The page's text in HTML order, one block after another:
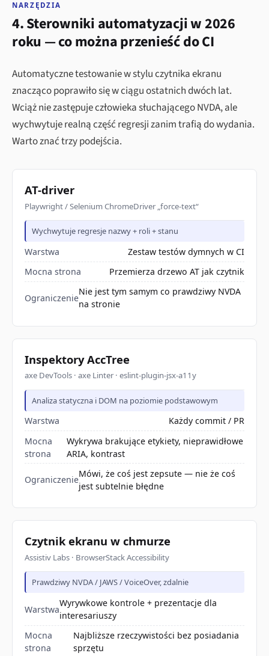
NARZĘDZIA
4. Sterowniki automatyzacji w 2026
roku — co można przenieść do CI
Automatyczne testowanie w stylu czytnika ekranu
znacząco poprawiło się w ciągu ostatnich dwóch lat.
Wciąż nie zastępuje człowieka słuchającego NVDA, ale
wychwytuje realną część regresji zanim trafią do wydania.
Warto znać trzy podejścia.
AT-driver
Playwright / Selenium ChromeDriver „force-text“
Wychwytuje regresje nazwy + roli + stanu
Warstwa
Zestaw testów dymnych w CI
Mocna strona
Przemierza drzewo AT jak czytnik
Ograniczenie
Nie jest tym samym co prawdziwy NVDA
na stronie
Inspektory AccTree
axe DevTools · axe Linter · eslint-plugin-jsx-a11y
Analiza statyczna i DOM na poziomie podstawowym
Warstwa
Każdy commit / PR
Mocna
strona
Wykrywa brakujące etykiety, nieprawidłowe
ARIA, kontrast
Ograniczenie
Mówi, że coś jest zepsute — nie że coś
jest subtelnie błędne
Czytnik ekranu w chmurze
Assistiv Labs · BrowserStack Accessibility
Prawdziwy NVDA / JAWS / VoiceOver, zdalnie
Warstwa
Wyrywkowe kontrole + prezentacje dla
interesariuszy
Mocna
strona
Najbliższe rzeczywistości bez posiadania
sprzętu